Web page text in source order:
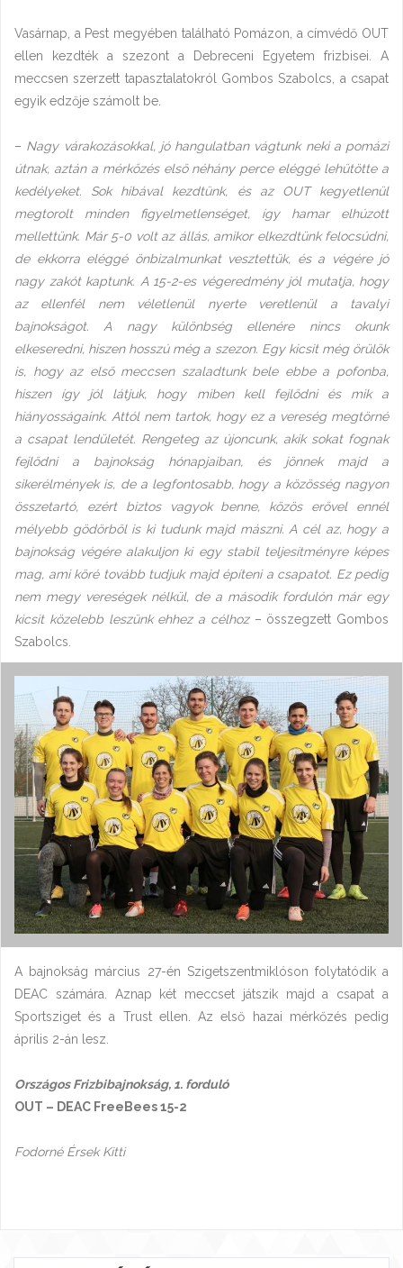
Vasárnap, a Pest megyében található Pomázon, a címvédő OUT
ellen kezdték a szezont a Debreceni Egyetem frizbisei. A
meccsen szerzett tapasztalatokról Gombos Szabolcs, a csapat
egyik edzője számolt be.
– Nagy várakozásokkal, jó hangulatban vágtunk neki a pomázi
útnak, aztán a mérkőzés első néhány perce eléggé lehűtötte a
kedélyeket. Sok hibával kezdtünk, és az OUT kegyetlenül
megtorolt minden figyelmetlenséget, így hamar elhúzott
mellettünk. Már 5-0 volt az állás, amikor elkezdtünk felocsúdni,
de ekkorra eléggé önbizalmunkat vesztettük, és a végére jó
nagy zakót kaptunk. A 15-2-es végeredmény jól mutatja, hogy
az ellenfél nem véletlenül nyerte veretlenül a tavalyi
bajnokságot. A nagy különbség ellenére nincs okunk
elkeseredni, hiszen hosszú még a szezon. Egy kicsit még örülök
is, hogy az első meccsen szaladtunk bele ebbe a pofonba,
hiszen így jól látjuk, hogy miben kell fejlődni és mik a
hiányosságaink. Attól nem tartok, hogy ez a vereség megtörné
a csapat lendületét. Rengeteg az újoncunk, akik sokat fognak
fejlődni a bajnokság hónapjaiban, és jönnek majd a
sikerélmények is, de a legfontosabb, hogy a közösség nagyon
összetartó, ezért biztos vagyok benne, közös erővel ennél
mélyebb gödörből is ki tudunk majd mászni. A cél az, hogy a
bajnokság végére alakuljon ki egy stabil teljesítményre képes
mag, ami köré tovább tudjuk majd építeni a csapatot. Ez pedig
nem megy vereségek nélkül, de a második fordulón már egy
kicsit közelebb leszünk ehhez a célhoz– összegzett Gombos
Szabolcs.
A bajnokság március 27-én Szigetszentmiklóson folytatódik a
DEAC számára. Aznap két meccset játszik majd a csapat a
Sportsziget és a Trust ellen. Az első hazai mérkőzés pedig
április 2-án lesz.
Országos Frizbibajnokság, 1. forduló
OUT – DEAC FreeBees 15-2
Fodorné Érsek Kitti